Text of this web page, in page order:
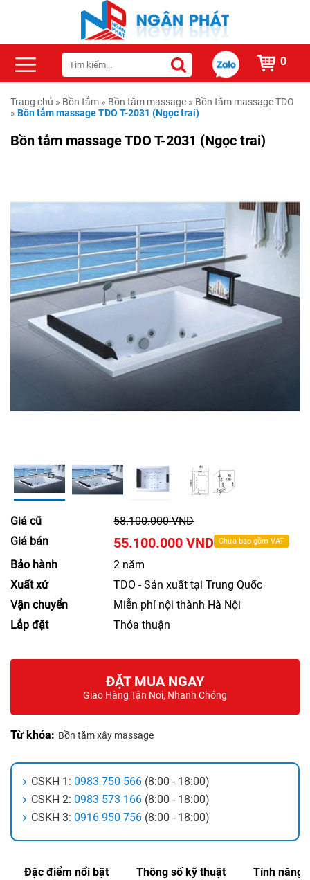
0
Trang chủ » Bồn tắm » Bồn tắm massage » Bồn tắm massage TDO
» Bồn tắm massage TDO T-2031 (Ngọc trai)
Bồn tắm massage TDO T-2031 (Ngọc trai)
Giá cũ
58.100.000 VND
Giá bán
55.100.000 VND Chưa bao gồm VAT
Bảo hành
2 năm
Xuất xứ
TDO - Sản xuất tại Trung Quốc
Vận chuyển
Miễn phí nội thành Hà Nội
Lắp đặt
Thỏa thuận
ĐẶT MUA NGAY
Giao Hàng Tận Nơi, Nhanh Chóng
Từ khóa: Bồn tắm xây massage
CSKH 1: 0983 750 566 (8:00 - 18:00)
CSKH 2: 0983 573 166 (8:00 - 18:00)
CSKH 3: 0916 950 756 (8:00 - 18:00)
Đặc điểm nổi bật Thông số kỹ thuật Tính năng